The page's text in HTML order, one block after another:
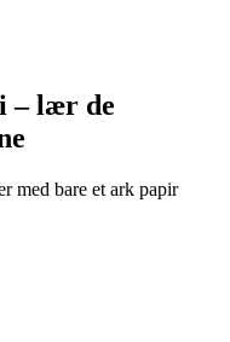
– lær de
med bare et ark papir